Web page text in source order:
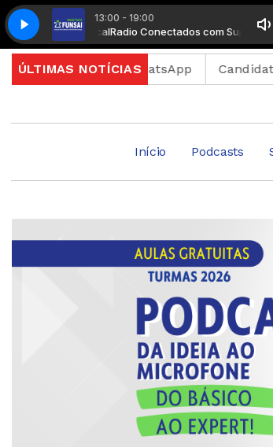
13:00 - 19:00
MusicalRadio Conectados com Suplemento
ÚLTIMAS NOTÍCIAS
e enviar ao WhatsApp Candidatos do
Início Podcasts